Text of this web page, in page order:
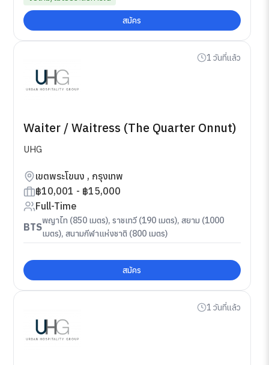
สมัคร
1 วันที่แล้ว
Waiter / Waitress (The Quarter Onnut)
UHG
เขตพระโขนง , กรุงเทพ
฿10,001 - ฿15,000
Full-Time
BTS
พญาไท (850 เมตร), ราชเทวี (190 เมตร), สยาม (1000
เมตร), สนามกีฬาแห่งชาติ (800 เมตร)
สมัคร
1 วันที่แล้ว